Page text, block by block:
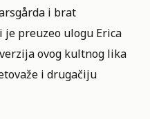
i brat
je preuzeo ulogu Erica
ovog kultnog lika
i drugačiju